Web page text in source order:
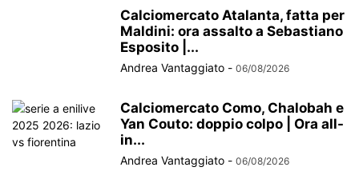
Calciomercato Atalanta, fatta per
Maldini: ora assalto a Sebastiano
Esposito |...
Andrea Vantaggiato - 06/08/2026
Calciomercato Como, Chalobah e
Yan Couto: doppio colpo | Ora all-
in...
Andrea Vantaggiato - 06/08/2026